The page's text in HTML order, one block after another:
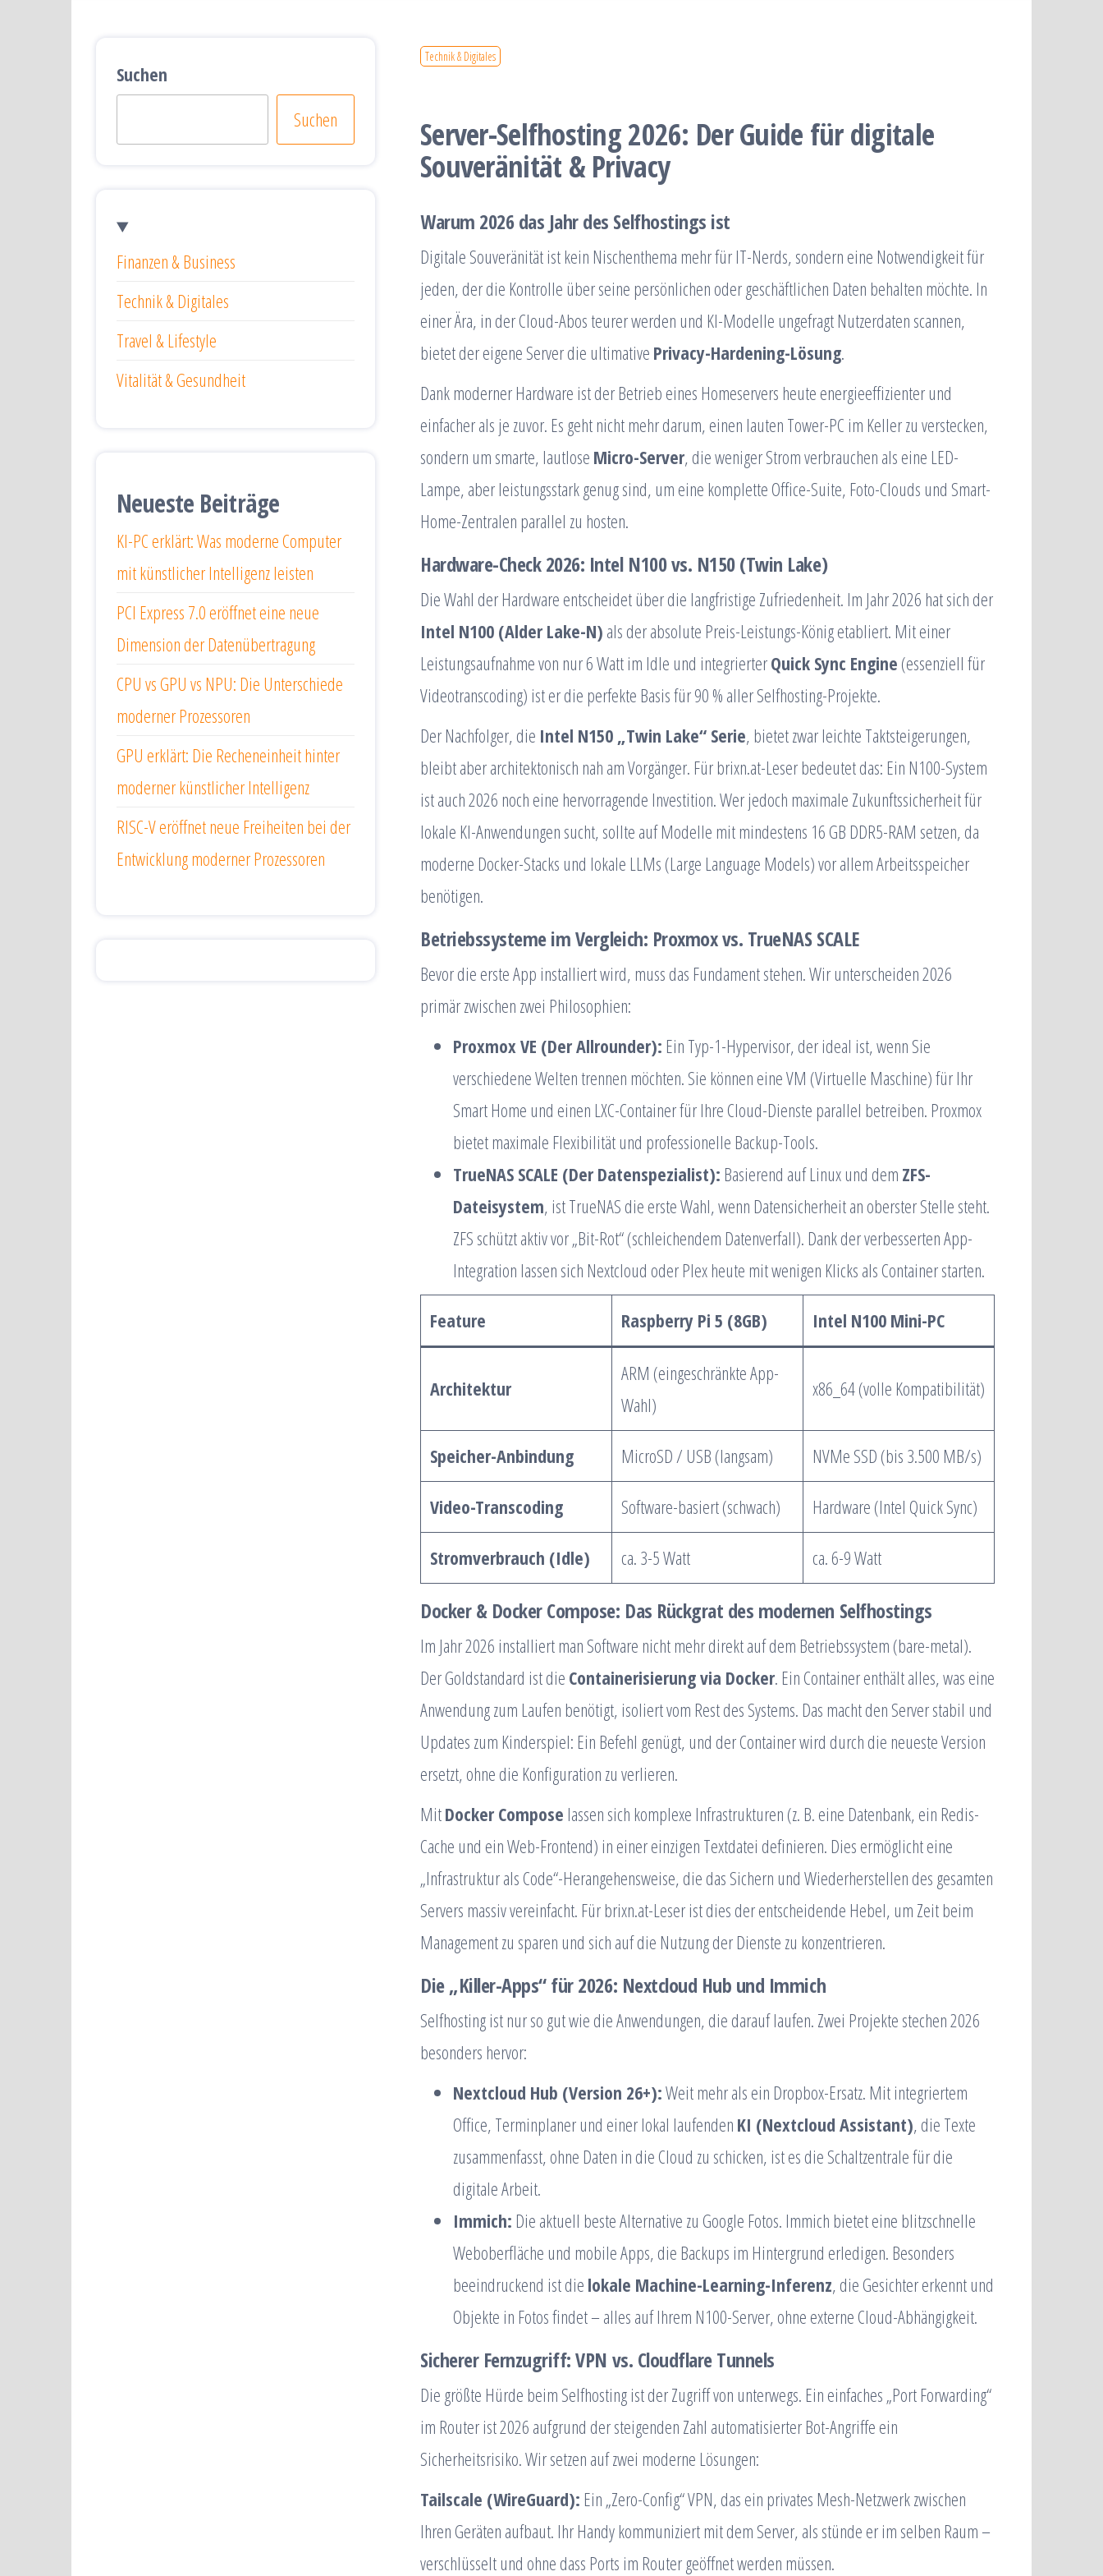
Technik & Digitales
Server-Selfhosting 2026: Der Guide für digitale
Souveränität & Privacy
Warum 2026 das Jahr des Selfhostings ist
Digitale Souveränität ist kein Nischenthema mehr für IT-Nerds, sondern eine Notwendigkeit für
jeden, der die Kontrolle über seine persönlichen oder geschäftlichen Daten behalten möchte. In
einer Ära, in der Cloud-Abos teurer werden und KI-Modelle ungefragt Nutzerdaten scannen,
bietet der eigene Server die ultimative Privacy-Hardening-Lösung.
Dank moderner Hardware ist der Betrieb eines Homeservers heute energieeffizienter und
einfacher als je zuvor. Es geht nicht mehr darum, einen lauten Tower-PC im Keller zu verstecken,
sondern um smarte, lautlose Micro-Server, die weniger Strom verbrauchen als eine LED-
Lampe, aber leistungsstark genug sind, um eine komplette Office-Suite, Foto-Clouds und Smart-
Home-Zentralen parallel zu hosten.
Hardware-Check 2026: Intel N100 vs. N150 (Twin Lake)
Die Wahl der Hardware entscheidet über die langfristige Zufriedenheit. Im Jahr 2026 hat sich der
Intel N100 (Alder Lake-N) als der absolute Preis-Leistungs-König etabliert. Mit einer
Leistungsaufnahme von nur 6 Watt im Idle und integrierterQuick Sync Engine (essenziell für
Videotranscoding) ist er die perfekte Basis für 90 % aller Selfhosting-Projekte.
Der Nachfolger, die Intel N150 „Twin Lake“ Serie, bietet zwar leichte Taktsteigerungen,
bleibt aber architektonisch nah am Vorgänger. Für brixn.at-Leser bedeutet das: Ein N100-System
ist auch 2026 noch eine hervorragende Investition. Wer jedoch maximale Zukunftssicherheit für
lokale KI-Anwendungen sucht, sollte auf Modelle mit mindestens 16 GB DDR5-RAM setzen, da
moderne Docker-Stacks und lokale LLMs (Large Language Models) vor allem Arbeitsspeicher
benötigen.
Betriebssysteme im Vergleich: Proxmox vs. TrueNAS SCALE
Bevor die erste App installiert wird, muss das Fundament stehen. Wir unterscheiden 2026
primär zwischen zwei Philosophien:
Proxmox VE (Der Allrounder): Ein Typ-1-Hypervisor, der ideal ist, wenn Sie
verschiedene Welten trennen möchten. Sie können eine VM (Virtuelle Maschine) für Ihr
Smart Home und einen LXC-Container für Ihre Cloud-Dienste parallel betreiben. Proxmox
bietet maximale Flexibilität und professionelle Backup-Tools.
TrueNAS SCALE (Der Datenspezialist): Basierend auf Linux und dem ZFS-
Dateisystem, ist TrueNAS die erste Wahl, wenn Datensicherheit an oberster Stelle steht.
ZFS schützt aktiv vor „Bit-Rot“ (schleichendem Datenverfall). Dank der verbesserten App-
Integration lassen sich Nextcloud oder Plex heute mit wenigen Klicks als Container starten.
Feature Raspberry Pi 5 (8GB) Intel N100 Mini-PC
Architektur
ARM (eingeschränkte App-
Wahl)
x86_64 (volle Kompatibilität)
Speicher-Anbindung MicroSD / USB (langsam) NVMe SSD (bis 3.500 MB/s)
Video-Transcoding Software-basiert (schwach) Hardware (Intel Quick Sync)
Stromverbrauch (Idle) ca. 3-5 Watt ca. 6-9 Watt
Docker & Docker Compose: Das Rückgrat des modernen Selfhostings
Im Jahr 2026 installiert man Software nicht mehr direkt auf dem Betriebssystem (bare-metal).
Der Goldstandard ist die Containerisierung via Docker. Ein Container enthält alles, was eine
Anwendung zum Laufen benötigt, isoliert vom Rest des Systems. Das macht den Server stabil und
Updates zum Kinderspiel: Ein Befehl genügt, und der Container wird durch die neueste Version
ersetzt, ohne die Konfiguration zu verlieren.
MitDocker Compose lassen sich komplexe Infrastrukturen (z. B. eine Datenbank, ein Redis-
Cache und ein Web-Frontend) in einer einzigen Textdatei definieren. Dies ermöglicht eine
„Infrastruktur als Code“-Herangehensweise, die das Sichern und Wiederherstellen des gesamten
Servers massiv vereinfacht. Für brixn.at-Leser ist dies der entscheidende Hebel, um Zeit beim
Management zu sparen und sich auf die Nutzung der Dienste zu konzentrieren.
Die „Killer-Apps“ für 2026: Nextcloud Hub und Immich
Selfhosting ist nur so gut wie die Anwendungen, die darauf laufen. Zwei Projekte stechen 2026
besonders hervor:
Nextcloud Hub (Version 26+):Weit mehr als ein Dropbox-Ersatz. Mit integriertem
Office, Terminplaner und einer lokal laufenden KI (Nextcloud Assistant), die Texte
zusammenfasst, ohne Daten in die Cloud zu schicken, ist es die Schaltzentrale für die
digitale Arbeit.
Immich: Die aktuell beste Alternative zu Google Fotos. Immich bietet eine blitzschnelle
Weboberfläche und mobile Apps, die Backups im Hintergrund erledigen. Besonders
beeindruckend ist die lokale Machine-Learning-Inferenz, die Gesichter erkennt und
Objekte in Fotos findet – alles auf Ihrem N100-Server, ohne externe Cloud-Abhängigkeit.
Sicherer Fernzugriff: VPN vs. Cloudflare Tunnels
Die größte Hürde beim Selfhosting ist der Zugriff von unterwegs. Ein einfaches „Port Forwarding“
im Router ist 2026 aufgrund der steigenden Zahl automatisierter Bot-Angriffe ein
Sicherheitsrisiko. Wir setzen auf zwei moderne Lösungen:
Tailscale (WireGuard): Ein „Zero-Config“ VPN, das ein privates Mesh-Netzwerk zwischen
Ihren Geräten aufbaut. Ihr Handy kommuniziert mit dem Server, als stünde er im selben Raum –
verschlüsselt und ohne dass Ports im Router geöffnet werden müssen.
Suchen
Suchen
Finanzen & Business
Technik & Digitales
Travel & Lifestyle
Vitalität & Gesundheit
Neueste Beiträge
KI-PC erklärt: Was moderne Computer
mit künstlicher Intelligenz leisten
PCI Express 7.0 eröffnet eine neue
Dimension der Datenübertragung
CPU vs GPU vs NPU: Die Unterschiede
moderner Prozessoren
GPU erklärt: Die Recheneinheit hinter
moderner künstlicher Intelligenz
RISC-V eröffnet neue Freiheiten bei der
Entwicklung moderner Prozessoren